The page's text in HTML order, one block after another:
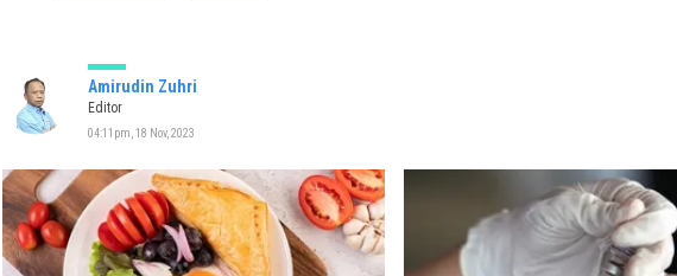
Amirudin Zuhri
Editor
04:11pm, 18 Nov, 2023